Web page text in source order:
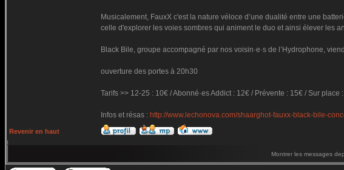
Musicalement, FauxX c'est la nature véloce d’une dualité entre une
celle d'explorer les voies sombres qui animent le duo et ainsi élever les
Black Bile, groupe accompagné par nos voisin·e·s de l’Hydrophone,
ouverture des portes à 20h30
Tarifs >> 12-25 : 10€ / Abonné·es Addict : 12€ / Prévente : 15€ / Sur place
Infos et résas : http://www.lechonova.com/shaarghot-fauxx-black-bile-
Revenir en haut
Montrer les messages